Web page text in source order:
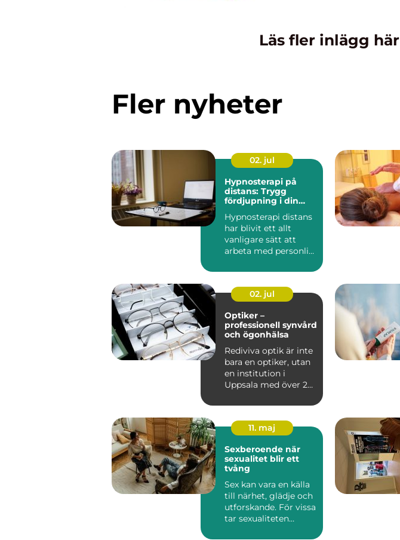
Läs fler inlägg här
Fler nyheter
02. jul
Hypnosterapi på
distans: Trygg
fördjupning i din
Hypnosterapi distans
har blivit ett allt
vanligare sätt att
arbeta med personlig
02. jul
Optiker –
professionell synvård
och ögonhälsa
Rediviva optik är inte
bara en optiker, utan
en institution i
Uppsala med över 25
11. maj
Sexberoende när
sexualitet blir ett
tvång
Sex kan vara en källa
till närhet, glädje och
utforskande. För vissa
tar sexualiteten